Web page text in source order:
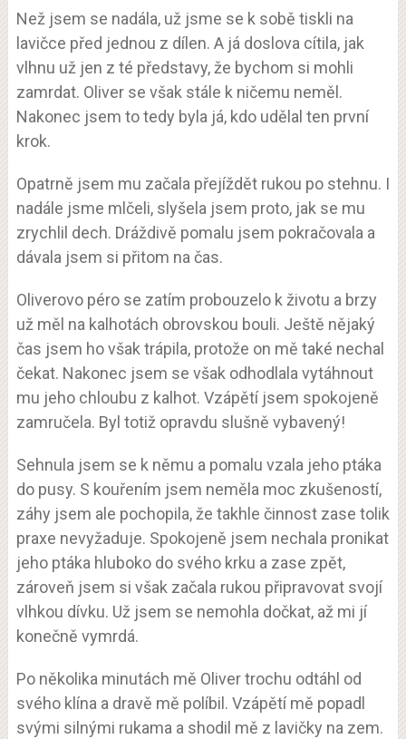
Než jsem se nadála, už jsme se k sobě tiskli na
lavičce před jednou z dílen. A já doslova cítila, jak
vlhnu už jen z té představy, že bychom si mohli
zamrdat. Oliver se však stále k ničemu neměl.
Nakonec jsem to tedy byla já, kdo udělal ten první
krok.
Opatrně jsem mu začala přejíždět rukou po stehnu. I
nadále jsme mlčeli, slyšela jsem proto, jak se mu
zrychlil dech. Dráždivě pomalu jsem pokračovala a
dávala jsem si přitom na čas.
Oliverovo péro se zatím probouzelo k životu a brzy
už měl na kalhotách obrovskou bouli. Ještě nějaký
čas jsem ho však trápila, protože on mě také nechal
čekat. Nakonec jsem se však odhodlala vytáhnout
mu jeho chloubu z kalhot. Vzápětí jsem spokojeně
zamručela. Byl totiž opravdu slušně vybavený!
Sehnula jsem se k němu a pomalu vzala jeho ptáka
do pusy. S kouřením jsem neměla moc zkušeností,
záhy jsem ale pochopila, že takhle činnost zase tolik
praxe nevyžaduje. Spokojeně jsem nechala pronikat
jeho ptáka hluboko do svého krku a zase zpět,
zároveň jsem si však začala rukou připravovat svojí
vlhkou dívku. Už jsem se nemohla dočkat, až mi jí
konečně vymrdá.
Po několika minutách mě Oliver trochu odtáhl od
svého klína a dravě mě políbil. Vzápětí mě popadl
svými silnými rukama a shodil mě z lavičky na zem.